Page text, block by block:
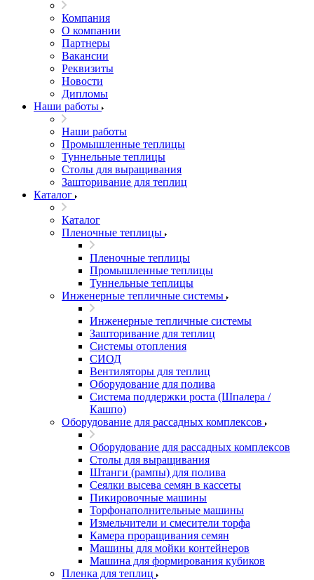
Компания
О компании
Партнеры
Вакансии
Реквизиты
Новости
Дипломы
Наши работы
Наши работы
Промышленные теплицы
Туннельные теплицы
Столы для выращивания
Зашторивание для теплиц
Каталог
Каталог
Пленочные теплицы
Пленочные теплицы
Промышленные теплицы
Туннельные теплицы
Инженерные тепличные системы
Инженерные тепличные системы
Зашторивание для теплиц
Системы отопления
СИОД
Вентиляторы для теплиц
Оборудование для полива
Система поддержки роста (Шпалера /
Кашпо)
Оборудование для рассадных комплексов
Оборудование для рассадных комплексов
Столы для выращивания
Штанги (рампы) для полива
Сеялки высева семян в кассеты
Пикировочные машины
Торфонаполнительные машины
Измельчители и смесители торфа
Камера проращивания семян
Машины для мойки контейнеров
Машина для формирования кубиков
Пленка для теплиц